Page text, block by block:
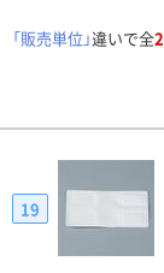
「販売単位」違いで全2
19